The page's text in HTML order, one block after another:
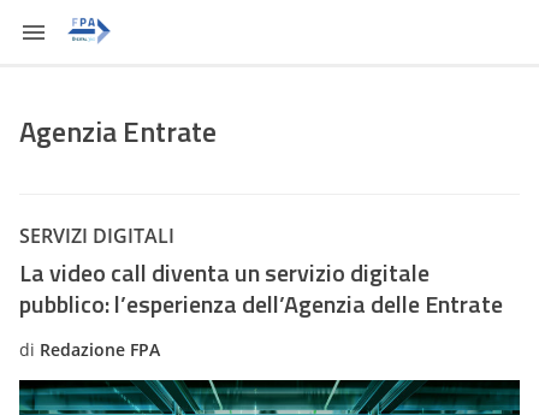
Agenzia Entrate
SERVIZI DIGITALI
La video call diventa un servizio digitale
pubblico: l’esperienza dell’Agenzia delle Entrate
di Redazione FPA